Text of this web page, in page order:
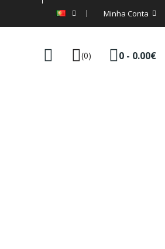
Minha Conta
(0) 0 - 0.00€